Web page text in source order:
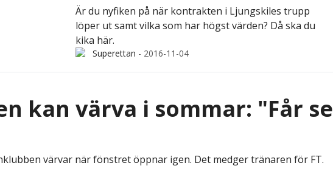
Är du nyfiken på när kontrakten i Ljungskiles trupp
löper ut samt vilka som har högst värden? Då ska du
kika här.
Superettan - 2016-11-04
kan värva i sommar: "Får se
värvar när fönstret öppnar igen. Det medger tränaren för FT.